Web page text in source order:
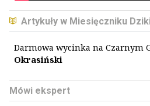
Artykuły w Miesięczniku
Darmowa wycinka na Czarnym
Okrasiński
Mówi ekspert